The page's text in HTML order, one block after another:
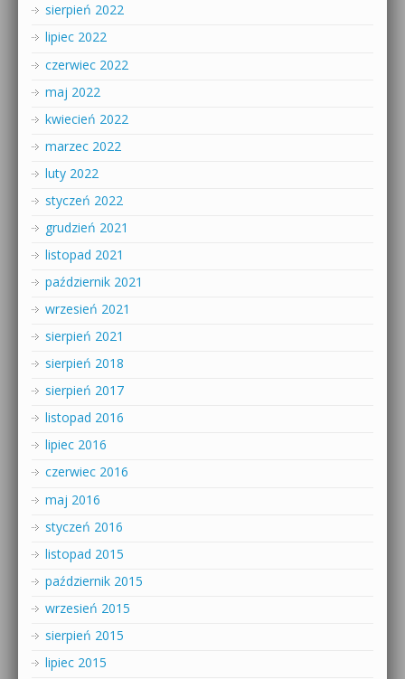
sierpień 2022
lipiec 2022
czerwiec 2022
maj 2022
kwiecień 2022
marzec 2022
luty 2022
styczeń 2022
grudzień 2021
listopad 2021
październik 2021
wrzesień 2021
sierpień 2021
sierpień 2018
sierpień 2017
listopad 2016
lipiec 2016
czerwiec 2016
maj 2016
styczeń 2016
listopad 2015
październik 2015
wrzesień 2015
sierpień 2015
lipiec 2015